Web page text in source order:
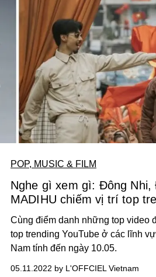
POP, MUSIC & FILM
Nghe gì xem gì: Đông Nhi,
MADIHU chiếm vị trí top
Cùng điểm danh những top video
top trending YouTube ở các lĩnh
Nam tính đến ngày 10.05.
05.11.2022 by L'OFFCIEL Vietnam